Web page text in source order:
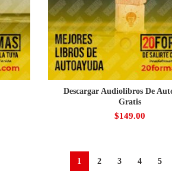
Descargar Audiolibros De
Gratis
$149.00
1 2 3 4 5